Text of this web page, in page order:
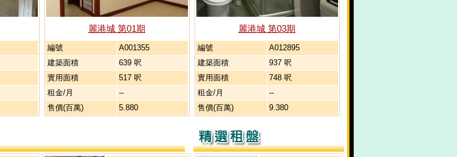
麗港城 第01期
編號
A001355
建築面積
639 呎
實用面積
517 呎
租金/月
--
售價(百萬)
5.880
麗港城 第03期
編號
A012895
建築面積
937 呎
實用面積
748 呎
租金/月
--
售價(百萬)
9.380